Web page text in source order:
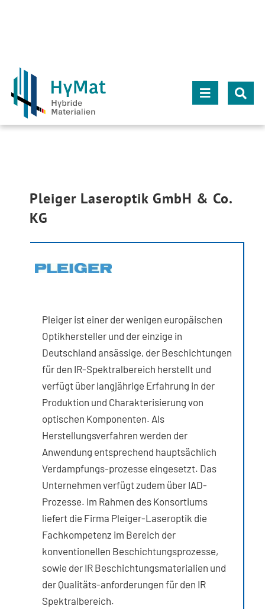
Toggle
Pleiger Laseroptik GmbH & Co.
KG
Pleiger ist einer der wenigen europäischen
Optikhersteller und der einzige in
Deutschland ansässige, der Beschichtungen
für den IR-Spektralbereich herstellt und
verfügt über langjährige Erfahrung in der
Produktion und Charakterisierung von
optischen Komponenten. Als
Herstellungsverfahren werden der
Anwendung entsprechend hauptsächlich
Verdampfungs-prozesse eingesetzt. Das
Unternehmen verfügt zudem über IAD-
Prozesse. Im Rahmen des Konsortiums
liefert die Firma Pleiger-Laseroptik die
Fachkompetenz im Bereich der
konventionellen Beschichtungsprozesse,
sowie der IR Beschichtungsmaterialien und
der Qualitäts-anforderungen für den IR
Spektralbereich.